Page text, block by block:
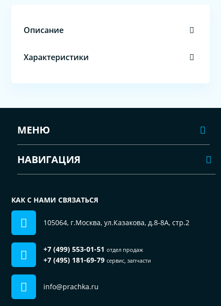
Описание
Характеристики
МЕНЮ
НАВИГАЦИЯ
КАК С НАМИ СВЯЗАТЬСЯ
105064, г.Москва, ул.Казакова, д.8-8А, стр.2
+7 (499) 553-01-51 отдел продаж
+7 (495) 181-69-79 сервис, запчасти
info@prachka.ru